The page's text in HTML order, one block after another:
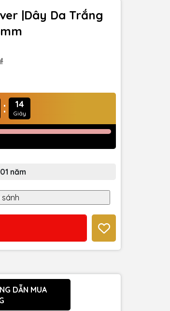
|Dây Da Trắng
: 11
Giây
năm
DẪN MUA